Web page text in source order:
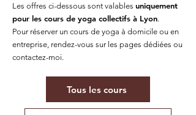
Les offres ci-dessous sont valables uniquement
pour les cours de yoga collectifs à Lyon.
Pour réserver un cours de yoga à domicile ou en
entreprise, rendez-vous sur les pages dédiées ou
contactez-moi.
Tous les cours